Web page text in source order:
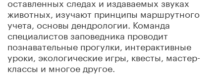
животных, изучают принципы маршрутного
учета, основы дендрологии. Команда
специалистов заповедника проводит
познавательные прогулки, интерактивные
уроки, экологические игры, квесты, мастер-
классы и многое другое.